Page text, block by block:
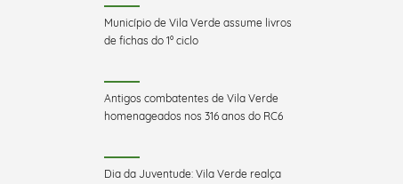
Município de Vila Verde assume livros
de fichas do 1º ciclo
Antigos combatentes de Vila Verde
homenageados nos 316 anos do RC6
Dia da Juventude: Vila Verde realça